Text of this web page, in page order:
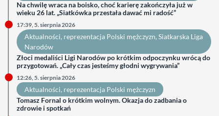
Na chwilę wraca na boisko, choć karierę zakończyła już w
wieku 26 lat. „Siatkówka przestała dawać mi radość”
17:39, 5. sierpnia 2026
Aktualności, reprezentacja Polski mężczyzn, Siatkarska Liga
Narodów
Złoci medaliści Ligi Narodów po krótkim odpoczynku wrócą do
przygotowań. „Cały czas jesteśmy głodni wygrywania”
12:26, 5. sierpnia 2026
Aktualności, reprezentacja Polski mężczyzn
Tomasz Fornal o krótkim wolnym. Okazja do zadbania o
zdrowie i spotkań